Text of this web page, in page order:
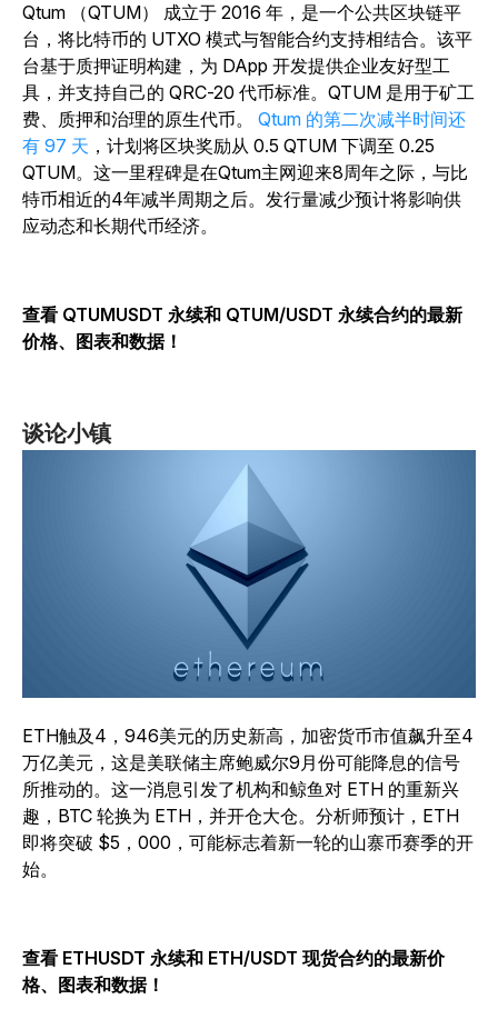
Qtum （QTUM） 成立于 2016 年，是一个公共区块链平
台，将比特币的 UTXO 模式与智能合约支持相结合。该平
台基于质押证明构建，为 DApp 开发提供企业友好型工
具，并支持自己的 QRC-20 代币标准。QTUM 是用于矿工
费、质押和治理的原生代币。 Qtum 的第二次减半时间还
有 97 天 ，计划将区块奖励从 0.5 QTUM 下调至 0.25
QTUM。这一里程碑是在Qtum主网迎来8周年之际，与比
特币相近的4年减半周期之后。发行量减少预计将影响供
应动态和长期代币经济。
查看 QTUMUSDT 永续和 QTUM/USDT 永续合约的最新
价格、图表和数据！
谈论小镇
ETH触及4，946美元的历史新高，加密货币市值飙升至4
万亿美元，这是美联储主席鲍威尔9月份可能降息的信号
所推动的。这一消息引发了机构和鲸鱼对 ETH 的重新兴
趣，BTC 轮换为 ETH，并开仓大仓。分析师预计，ETH
即将突破 $5，000，可能标志着新一轮的山寨币赛季的开
始。
查看 ETHUSDT 永续和 ETH/USDT 现货合约的最新价
格、图表和数据！